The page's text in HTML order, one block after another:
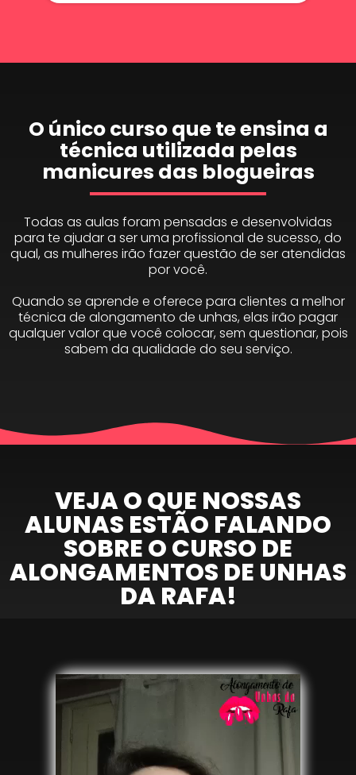
O único curso que te ensina a
técnica utilizada pelas
manicures das blogueiras
Todas as aulas foram pensadas e desenvolvidas
para te ajudar a ser uma profissional de sucesso, do
qual, as mulheres irão fazer questão de ser atendidas
por você.
Quando se aprende e oferece para clientes a melhor
técnica de alongamento de unhas, elas irão pagar
qualquer valor que você colocar, sem questionar, pois
sabem da qualidade do seu serviço.
VEJA O QUE NOSSAS
ALUNAS ESTÃO FALANDO
SOBRE O CURSO DE
ALONGAMENTOS DE UNHAS
DA RAFA!